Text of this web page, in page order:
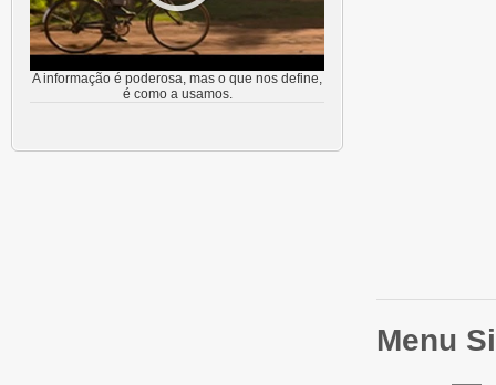
Menu
A informação é poderosa, mas o que nos define,
é como a usamos.